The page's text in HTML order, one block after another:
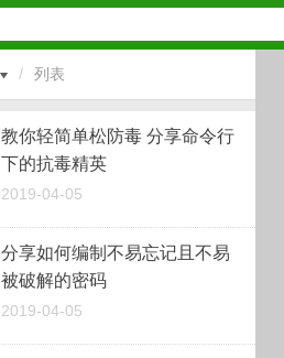
/ 列表
教你轻简单松防毒 分享命令行
下的抗毒精英
2019-04-05
分享如何编制不易忘记且不易
被破解的密码
2019-04-05